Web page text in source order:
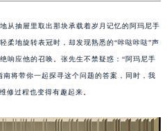
从抽屉里取出那块承载着岁月记忆的阿玛尼手
柔地旋转表冠时，却发现熟悉的“咔哒咔哒”声
响应他的召唤。张先生不禁疑惑：“阿玛尼手
将带你一起探寻这个问题的答案，同时，我
修过程也变得有趣起来。